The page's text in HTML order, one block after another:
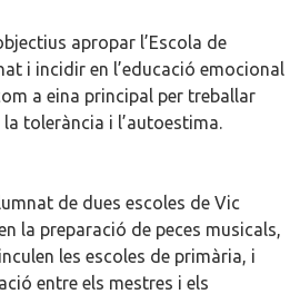
apropar l’Escola de
i incidir en l’educació emocional
a eina principal per treballar
tolerància i l’autoestima.
de dues escoles de Vic
la preparació de peces musicals,
les escoles de primària, i
entre els mestres i els